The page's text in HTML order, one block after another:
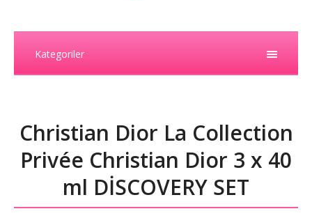
Kategoriler
Christian Dior La Collection
Privée Christian Dior 3 x 40
ml DİSCOVERY SET